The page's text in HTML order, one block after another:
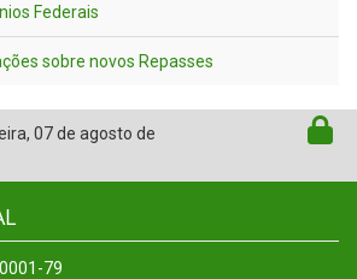
Federais
sobre novos Repasses
, 07 de agosto de
79